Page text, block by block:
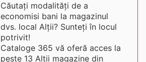
Căutați modalități de a
economisi bani la magazinul
dvs. local Alții? Sunteți în locul
potrivit!
Cataloge 365 vă oferă acces la
peste 13 Alții magazine din